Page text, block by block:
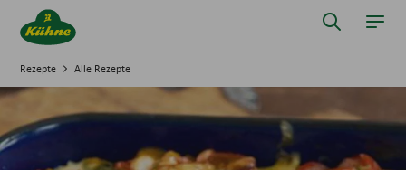
Springe zum Hauptinhalt
Rezepte Alle Rezepte